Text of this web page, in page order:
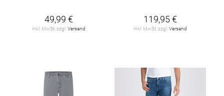
49,99 €
inkl. MwSt. zzgl.Versand
119,95 €
inkl. MwSt. zzgl.Versand